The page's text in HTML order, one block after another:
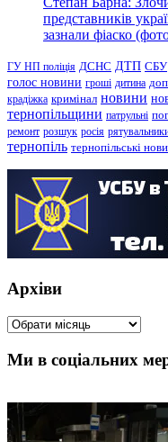
представників
зазнали фіаско
ГУ НП поліція ДСНС ДТП СБУ
голос новини гроші дитина
крадіжка кримінал новини
тернопільщини патрульні
ремонт розшук росія
тернопіль тернопільські
Архіви
Архіви
Ми в соціальних